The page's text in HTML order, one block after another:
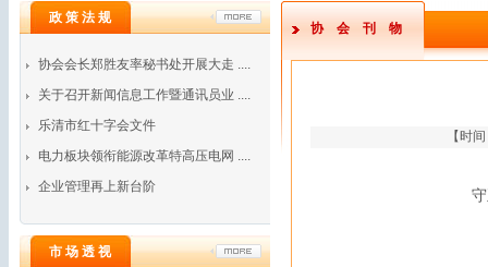
政 策 法 规
协会会长郑胜友率秘书处开展大走 ....
关于召开新闻信息工作暨通讯员业 ....
乐清市红十字会文件
电力板块领衔能源改革特高压电网 ....
企业管理再上新台阶
市 场 透 视
协会刊物
【时